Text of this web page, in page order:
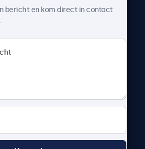
Nieuws en updates
Werken bij Beetronics
Algemene voorwaarden
bericht en kom direct in contact